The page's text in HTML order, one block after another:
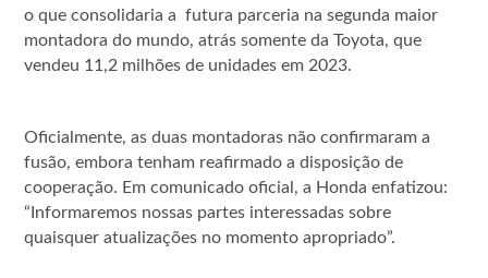
o que consolidaria a futura parceria na segunda maior
montadora do mundo, atrás somente da Toyota, que
vendeu 11,2 milhões de unidades em 2023.
Oficialmente, as duas montadoras não confirmaram a
fusão, embora tenham reafirmado a disposição de
cooperação. Em comunicado oficial, a Honda enfatizou:
“Informaremos nossas partes interessadas sobre
quaisquer atualizações no momento apropriado”.